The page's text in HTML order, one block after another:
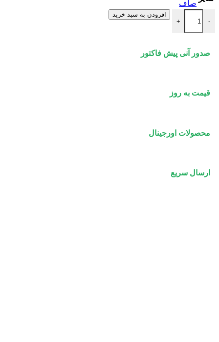
صاف
-
شیر پیسوار فیلتردار (دسته نقره ای) نیوپایپ عدد
+
افزودن به سبد خرید
صدور آنی پیش فاکتور
قیمت به روز
محصولات اورجینال
ارسال سریع